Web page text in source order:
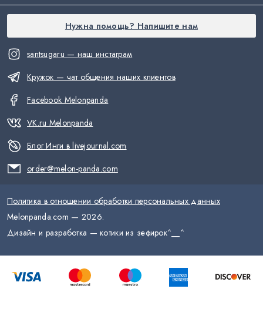
santsugaru — наш инстаграм
Кружок — чат общения наших клиентов
Facebook Melonpanda
VK.ru Melonpanda
Блог Инги в livejournal.com
order@melon-panda.com
Нужна помощь? Напишите нам
Политика в отношении обработки персональных данных
Melonpanda.com — 2026.
Дизайн и разработка — котики из зефирок^__^